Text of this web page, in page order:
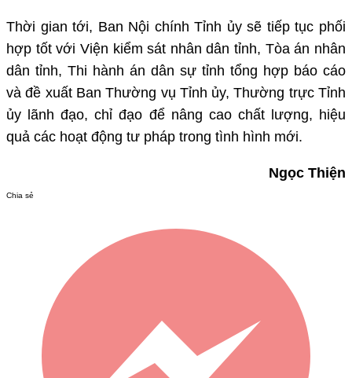
Thời gian tới, Ban Nội chính Tỉnh ủy sẽ tiếp tục phối
hợp tốt với Viện kiểm sát nhân dân tỉnh, Tòa án nhân
dân tỉnh, Thi hành án dân sự tỉnh tổng hợp báo cáo
và đề xuất Ban Thường vụ Tỉnh ủy, Thường trực Tỉnh
ủy lãnh đạo, chỉ đạo để nâng cao chất lượng, hiệu
quả các hoạt động tư pháp trong tình hình mới.
Ngọc Thiện
Chia sẻ